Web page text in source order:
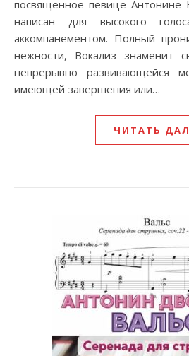
посвященное певице Антонине
написан для высокого
аккомпанементом. Полный
нежности, Вокализ знаменит
непрерывно развивающейся
имеющей завершения или…
ЧИТАТЬ